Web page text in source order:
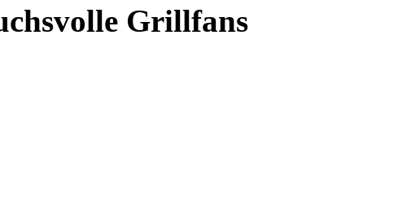
Grillfans